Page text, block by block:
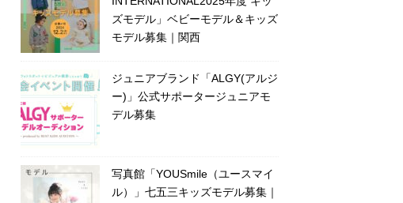
ズモデル」ベビーモデル＆キッズ
モデル募集｜関西
ジュニアブランド「ALGY(アルジ
ー)」公式サポータージュニアモ
デル募集
写真館「YOUSmile（ユースマイ
ル）」七五三キッズモデル募集｜